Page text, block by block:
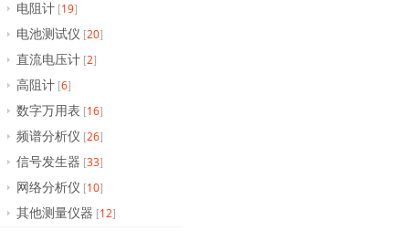
电阻计 [19]
电池测试仪 [20]
直流电压计 [2]
高阻计 [6]
数字万用表 [16]
频谱分析仪 [26]
信号发生器 [33]
网络分析仪 [10]
其他测量仪器 [12]